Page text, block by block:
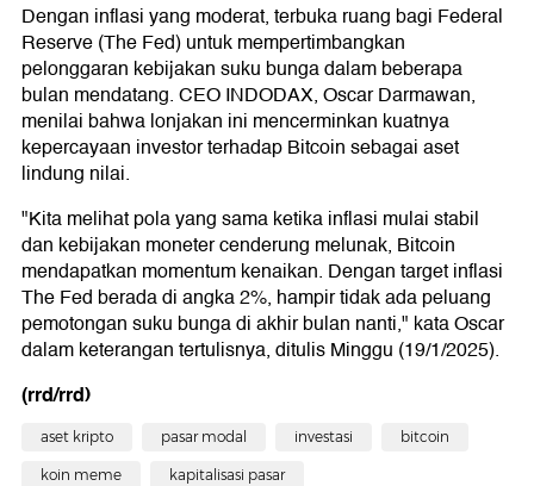
Dengan inflasi yang moderat, terbuka ruang bagi Federal
Reserve (The Fed) untuk mempertimbangkan
pelonggaran kebijakan suku bunga dalam beberapa
bulan mendatang. CEO INDODAX, Oscar Darmawan,
menilai bahwa lonjakan ini mencerminkan kuatnya
kepercayaan investor terhadap Bitcoin sebagai aset
lindung nilai.
"Kita melihat pola yang sama ketika inflasi mulai stabil
dan kebijakan moneter cenderung melunak, Bitcoin
mendapatkan momentum kenaikan. Dengan target inflasi
The Fed berada di angka 2%, hampir tidak ada peluang
pemotongan suku bunga di akhir bulan nanti," kata Oscar
dalam keterangan tertulisnya, ditulis Minggu (19/1/2025).
(rrd/rrd)
aset kripto pasar modal investasi bitcoin
koin meme kapitalisasi pasar